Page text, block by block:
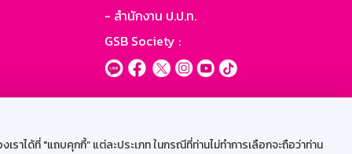
ได้ที่ "แถบคุกกี้” แต่ละประเภท ในกรณีที่ท่านไม่ทำการเลือกจะถือว่าท่าน
- สำนักงาน ป.ป.ท.
GSB Society :